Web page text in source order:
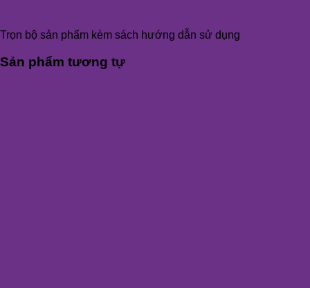
Trọn bộ sản phẩm kèm sách hướng dẫn sử dụng
Sản phẩm tương tự